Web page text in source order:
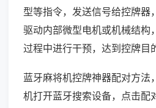
型等指令，发送信号给控牌器
驱动内部微型电机或机械结构
过程中进行干预，达到控牌目
蓝牙麻将机控牌神器配对方法
机打开蓝牙搜索设备，点击配